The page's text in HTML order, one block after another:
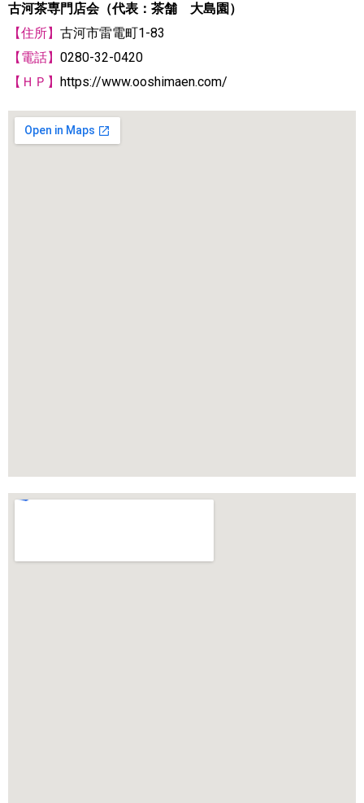
古河茶専門店会（代表：茶舗 大島園）
【住所】 古河市雷電町1-83
【電話】 0280-32-0420
【ＨＰ】
https://www.ooshimaen.com/